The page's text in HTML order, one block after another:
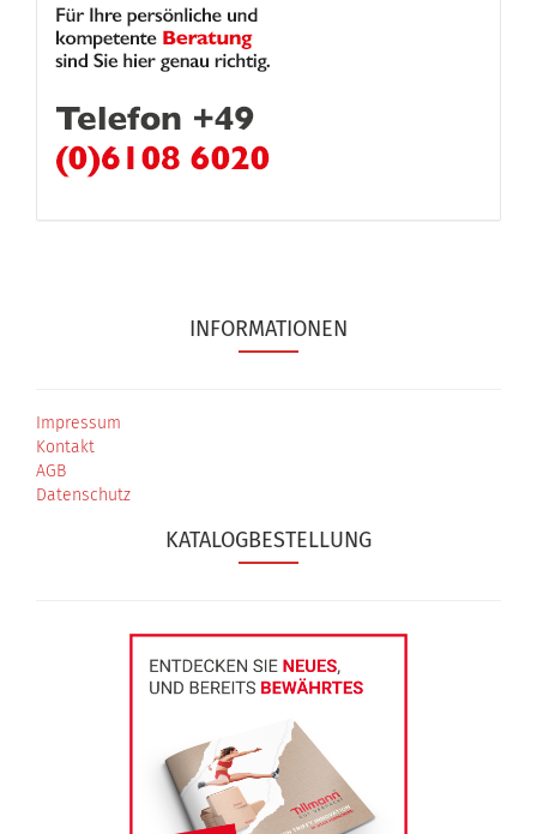
INFORMATIONEN
Impressum
Kontakt
AGB
Datenschutz
KATALOGBESTELLUNG